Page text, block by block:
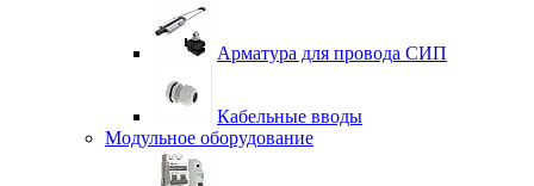
Арматура для провода СИП
Кабельные вводы
Модульное оборудование